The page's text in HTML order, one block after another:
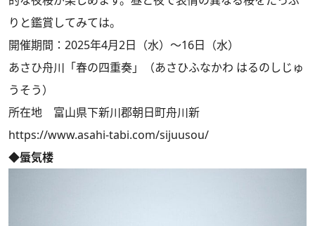
りと鑑賞してみては。
開催期間：2025年4月2日（水）～16日（水）
あさひ舟川「春の四重奏」（あさひふなかわ はるのしじゅ
うそう）
所在地 富山県下新川郡朝日町舟川新
https://www.asahi-tabi.com/sijuusou/
◆蜃気楼